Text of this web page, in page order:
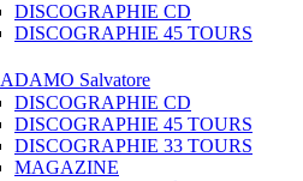
DISCOGRAPHIE CD
DISCOGRAPHIE 45 TOURS
ADAMO Salvatore
DISCOGRAPHIE CD
DISCOGRAPHIE 45 TOURS
DISCOGRAPHIE 33 TOURS
MAGAZINE